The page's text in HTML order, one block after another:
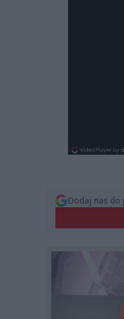
Dodaj nas do